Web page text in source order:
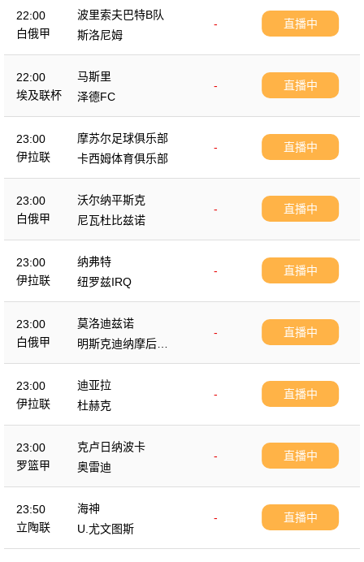
22:00
白俄甲
波里索夫巴特B队
-
斯洛尼姆
直播中
22:00
埃及联杯
马斯里
-
泽德FC
直播中
23:00
伊拉联
摩苏尔足球俱乐部
-
卡西姆体育俱乐部
直播中
23:00
白俄甲
沃尔纳平斯克
-
尼瓦杜比兹诺
直播中
23:00
伊拉联
纳弗特
-
纽罗兹IRQ
直播中
23:00
白俄甲
莫洛迪兹诺
-
明斯克迪纳摩后备
队
直播中
23:00
伊拉联
迪亚拉
-
杜赫克
直播中
23:00
罗篮甲
克卢日纳波卡
-
奥雷迪
直播中
23:50
立陶联
海神
-
U.尤文图斯
直播中